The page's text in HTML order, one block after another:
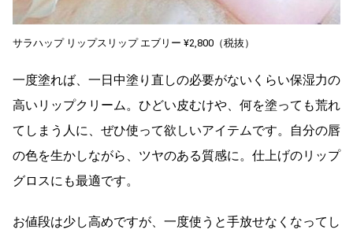
サラハップ リップスリップ エブリー ¥2,800（税抜）
一度塗れば、一日中塗り直しの必要がないくらい保湿力の
高いリップクリーム。ひどい皮むけや、何を塗っても荒れ
てしまう人に、ぜひ使って欲しいアイテムです。自分の唇
の色を生かしながら、ツヤのある質感に。仕上げのリップ
グロスにも最適です。
お値段は少し高めですが、一度使うと手放せなくなってし